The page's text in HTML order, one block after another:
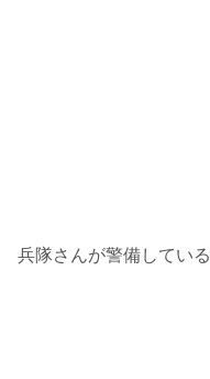
兵隊さんが警備している